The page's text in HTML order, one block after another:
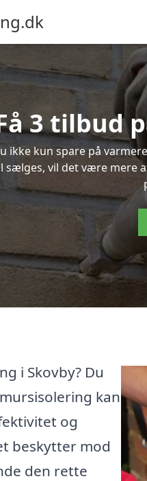
3 tilbud
ikke kun spare på
sælges, vil det være
i Skovby? Du
kan
og
beskytter mod
den rette